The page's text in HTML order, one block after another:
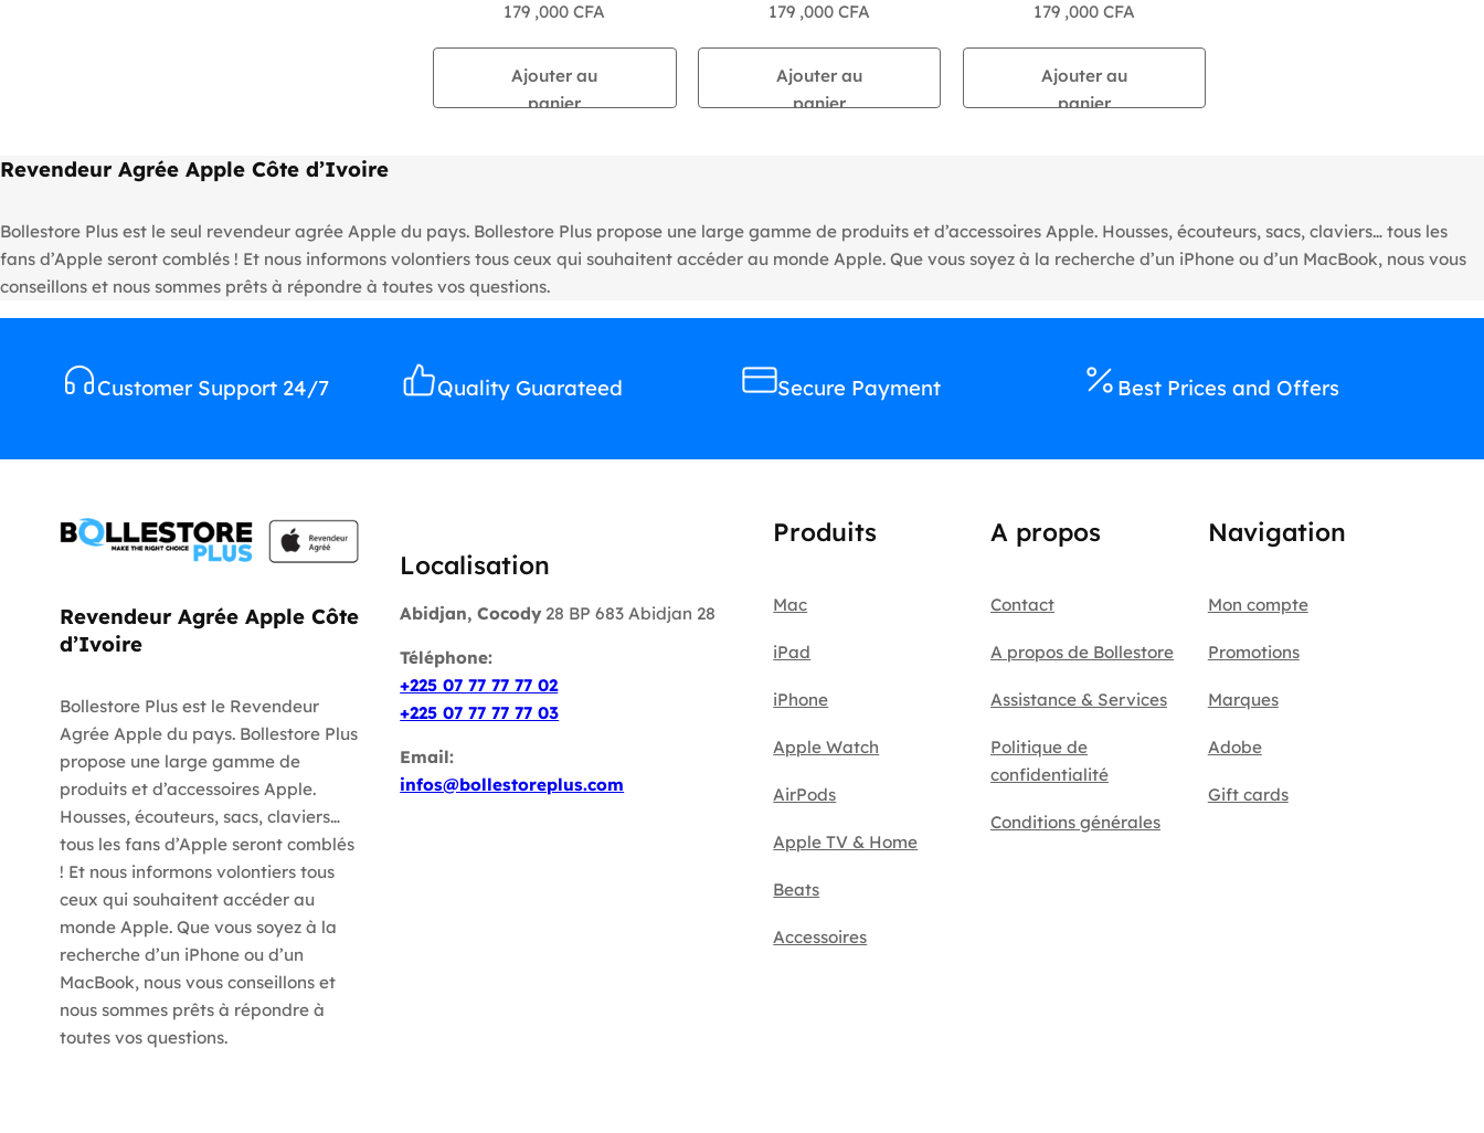
179 ,000CFA
Ajouter au
panier
179 ,000CFA
Ajouter au
panier
179 ,000 CFA
Ajouter au
panier
Revendeur Agrée Apple Côte d’Ivoire
Bollestore Plus est le seul revendeur agrée Apple du pays. Bollestore Plus propose une large gamme de produits et d’accessoires Apple. Housses, écouteurs, sacs, claviers… tous les
fans d’Apple seront comblés ! Et nous informons volontiers tous ceux qui souhaitent accéder au monde Apple. Que vous soyez à la recherche d’un iPhone ou d’un MacBook, nous vous
conseillons et nous sommes prêts à répondre à toutes vos questions.
Customer Support 24/7 Quality Guarateed Secure Payment Best Prices and Offers
Revendeur Agrée Apple Côte
d’Ivoire
Bollestore Plus est le Revendeur
Agrée Apple du pays. Bollestore Plus
propose une large gamme de
produits et d’accessoires Apple.
Housses, écouteurs, sacs, claviers…
tous les fans d’Apple seront comblés
! Et nous informons volontiers tous
ceux qui souhaitent accéder au
monde Apple. Que vous soyez à la
recherche d’un iPhone ou d’un
MacBook, nous vous conseillons et
nous sommes prêts à répondre à
toutes vos questions.
Localisation
Abidjan, Cocody 28 BP 683 Abidjan 28
Téléphone:
+225 07 77 77 77 02
+225 07 77 77 77 03
Email:
infos@bollestoreplus.com
Produits
Mac
iPad
iPhone
Apple Watch
AirPods
Apple TV & Home
Beats
Accessoires
A propos
Contact
A propos de Bollestore
Assistance & Services
Politique de
confidentialité
Conditions générales
Navigation
Mon compte
Promotions
Marques
Adobe
Gift cards